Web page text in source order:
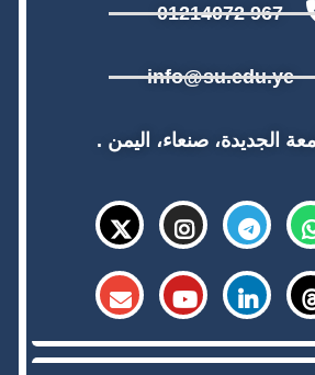
967 01214072
info@su.edu.ye
الجديدة، صنعاء، اليمن .